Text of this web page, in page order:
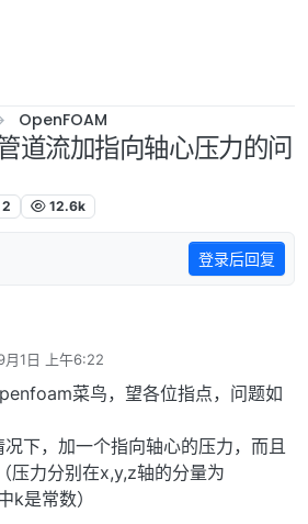
OpenFOAM
道流加指向轴心压力的问
2 12.6k
登录后回复
月1日 上午6:22
菜鸟，望各位指点，问题如
下，加一个指向轴心的压力，而且
压力分别在x,y,z轴的分量为
k是常数）